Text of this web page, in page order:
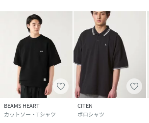
BEAMS HEART
カットソー・Tシャツ
CITEN
ポロシャツ